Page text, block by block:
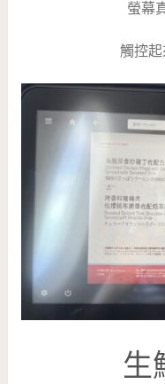
螢幕
觸控起
生